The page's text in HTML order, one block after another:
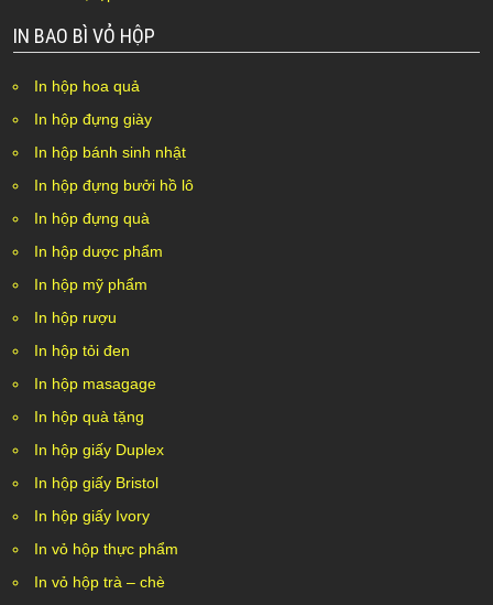
IN BAO BÌ VỎ HỘP
In hộp hoa quả
In hộp đựng giày
In hộp bánh sinh nhật
In hộp đựng bưởi hồ lô
In hộp đựng quà
In hộp dược phẩm
In hộp mỹ phẩm
In hộp rượu
In hộp tỏi đen
In hộp masagage
In hộp quà tặng
In hộp giấy Duplex
In hộp giấy Bristol
In hộp giấy Ivory
In vỏ hộp thực phẩm
In vỏ hộp trà – chè